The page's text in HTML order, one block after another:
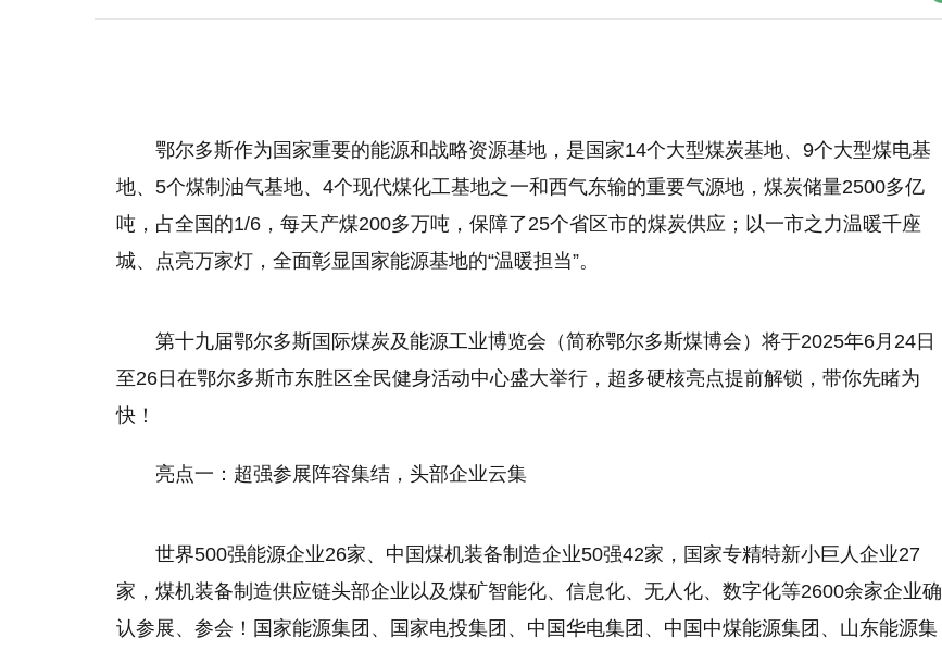
鄂尔多斯作为国家重要的能源和战略资源基地，是国家14个大型煤炭基地、9个大型煤电基
地、5个煤制油气基地、4个现代煤化工基地之一和西气东输的重要气源地，煤炭储量2500多亿
吨，占全国的1/6，每天产煤200多万吨，保障了25个省区市的煤炭供应；以一市之力温暖千座
城、点亮万家灯，全面彰显国家能源基地的“温暖担当”。
第十九届鄂尔多斯国际煤炭及能源工业博览会（简称鄂尔多斯煤博会）将于2025年6月24日
至26日在鄂尔多斯市东胜区全民健身活动中心盛大举行，超多硬核亮点提前解锁，带你先睹为
快！
亮点一：超强参展阵容集结，头部企业云集
世界500强能源企业26家、中国煤机装备制造企业50强42家，国家专精特新小巨人企业27
家，煤机装备制造供应链头部企业以及煤矿智能化、信息化、无人化、数字化等2600余家企业确
认参展、参会！国家能源集团、国家电投集团、中国华电集团、中国中煤能源集团、山东能源集